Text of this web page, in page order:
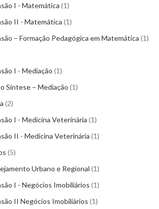
I - Matemática 1
II - Matemática 1
– Formação Pedagógica em Matemática 1
I - Mediação 1
Síntese – Mediação 1
2
I - Medicina Veterinária 1
II - Medicina Veterinária 1
5
Urbano e Regional 1
I - Negócios Imobiliários 1
II Negócios Imobiliários 1